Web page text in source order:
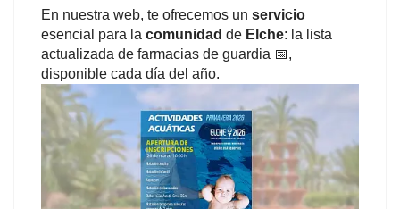
En nuestra web, te ofrecemos un servicio
esencial para la comunidad de Elche: la lista
actualizada de farmacias de guardia 📅,
disponible cada día del año.